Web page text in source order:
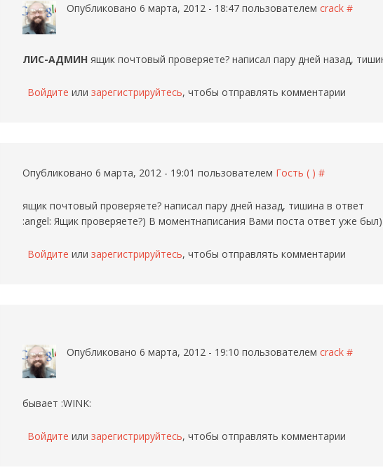
Опубликовано 6 марта, 2012 - 18:47 пользователем crack #
ЛИС-АДМИН ящик почтовый проверяете? написал пару дней назад,
Войдите или зарегистрируйтесь, чтобы отправлять комментарии
Опубликовано 6 марта, 2012 - 19:01 пользователем Гость ( ) #
ящик почтовый проверяете? написал пару дней назад, тишина в ответ
:angel: Ящик проверяете?) В моментнаписания Вами поста ответ уже
Войдите или зарегистрируйтесь, чтобы отправлять комментарии
Опубликовано 6 марта, 2012 - 19:10 пользователем crack #
бывает :WINK:
Войдите или зарегистрируйтесь, чтобы отправлять комментарии